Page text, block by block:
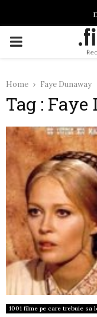
PRIMARY
Home Faye Dunaway
Tag :
1001 filme pe care trebuie sa